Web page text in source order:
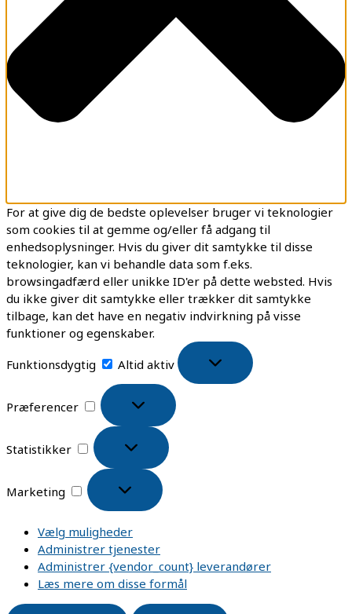
For at give dig de bedste oplevelser bruger vi teknologier
som cookies til at gemme og/eller få adgang til
enhedsoplysninger. Hvis du giver dit samtykke til disse
teknologier, kan vi behandle data som f.eks.
browsingadfærd eller unikke ID'er på dette websted. Hvis
du ikke giver dit samtykke eller trækker dit samtykke
tilbage, kan det have en negativ indvirkning på visse
funktioner og egenskaber.
Funktionsdygtig
Altid aktiv
Præferencer
Statistikker
Marketing
Vælg muligheder
Administrer tjenester
Administrer {vendor_count} leverandører
Læs mere om disse formål